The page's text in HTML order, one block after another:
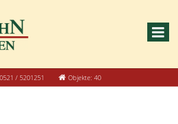
0521 / 5201251 Objekte: 40